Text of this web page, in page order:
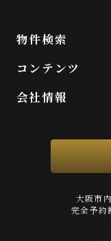
物件検索
コンテンツ
会社情報
大阪市
完全予約